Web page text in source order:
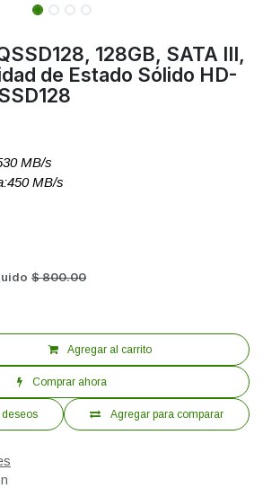
128GB, SATA III,
de Estado Sólido HD-
MB/s
MB/s
$800.00
Agregar al carrito
Comprar ahora
Agregar para comparar